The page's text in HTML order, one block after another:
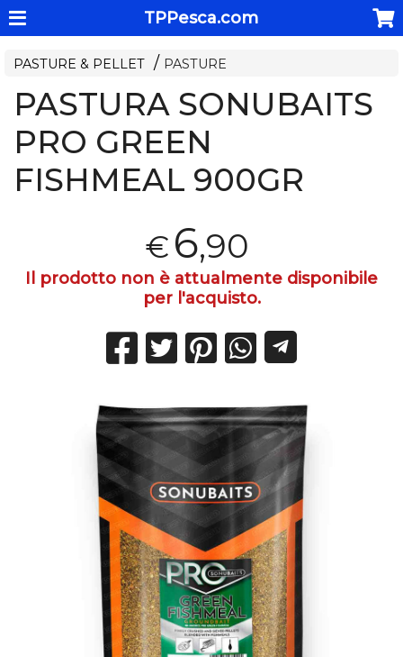
TPPesca.com
PASTURE & PELLET PASTURE
PASTURA SONUBAITS
PRO GREEN
FISHMEAL 900GR
€6,90
Il prodotto non è attualmente disponibile
per l'acquisto.